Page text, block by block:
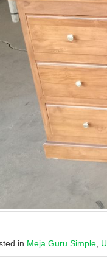
in Meja Guru Simple,